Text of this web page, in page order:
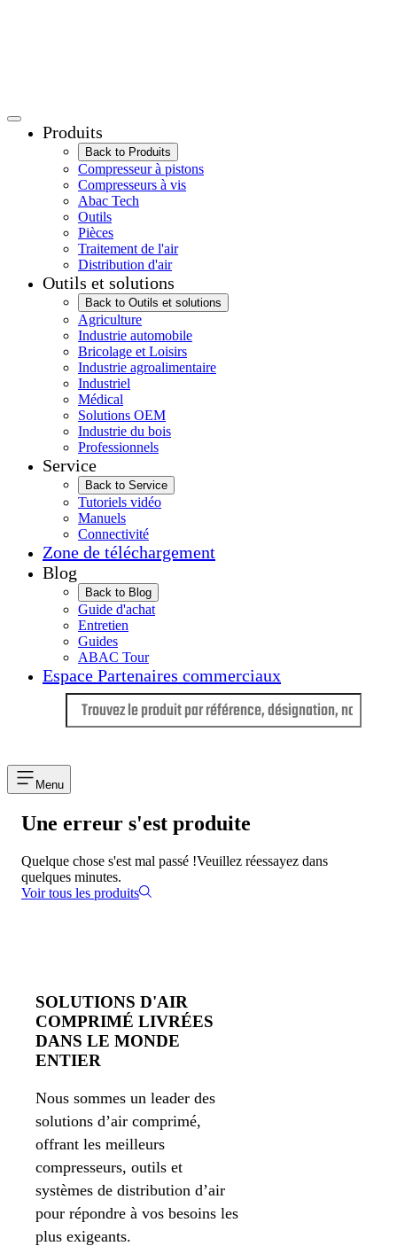
Produits
Back to Produits
Compresseur à pistons
Compresseurs à vis
Abac Tech
Outils
Pièces
Traitement de l'air
Distribution d'air
Outils et solutions
Back to Outils et solutions
Agriculture
Industrie automobile
Bricolage et Loisirs
Industrie agroalimentaire
Industriel
Médical
Solutions OEM
Industrie du bois
Professionnels
Service
Back to Service
Tutoriels vidéo
Manuels
Connectivité
Zone de téléchargement
Blog
Back to Blog
Guide d'achat
Entretien
Guides
ABAC Tour
Espace Partenaires commerciaux
Menu
Une erreur s'est produite
Quelque chose s'est mal passé !Veuillez réessayez dans
quelques minutes.
Voir tous les produits
SOLUTIONS D'AIR
COMPRIMÉ LIVRÉES
DANS LE MONDE
ENTIER
Nous sommes un leader des
solutions d’air comprimé,
offrant les meilleurs
compresseurs, outils et
systèmes de distribution d’air
pour répondre à vos besoins les
plus exigeants.